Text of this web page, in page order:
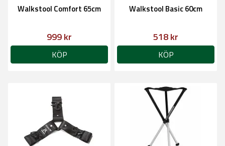
Walkstool Comfort 65cm
999 kr
KÖP
Walkstool Basic 60cm
518 kr
KÖP